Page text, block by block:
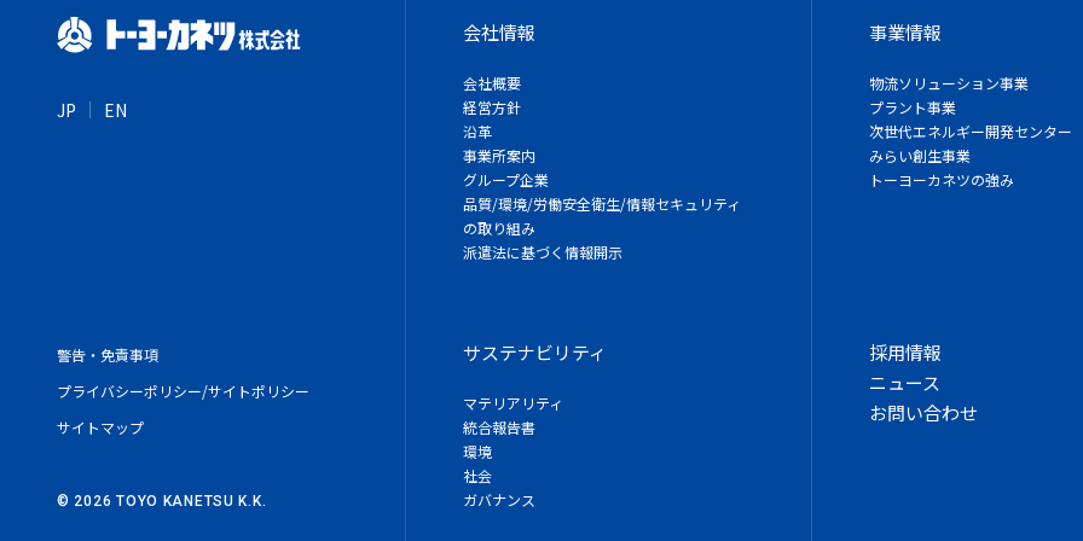
JP EN
会社情報
会社概要
経営方針
沿革
事業所案内
グループ企業
品質/環境/労働安全衛生/情報セキュリティ
の取り組み
派遣法に基づく情報開示
事業情報
物流ソリューション事業
プラント事業
次世代エネルギー開発センター
みらい創生事業
トーヨーカネツの強み
サステナビリティ
マテリアリティ
統合報告書
環境
社会
ガバナンス
採用情報
ニュース
お問い合わせ
警告・免責事項
プライバシーポリシー/サイトポリシー
サイトマップ
© 2026 TOYO KANETSU K.K.